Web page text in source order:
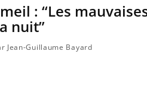
: “Les
nuit”
Jean-Guillaume Bayard